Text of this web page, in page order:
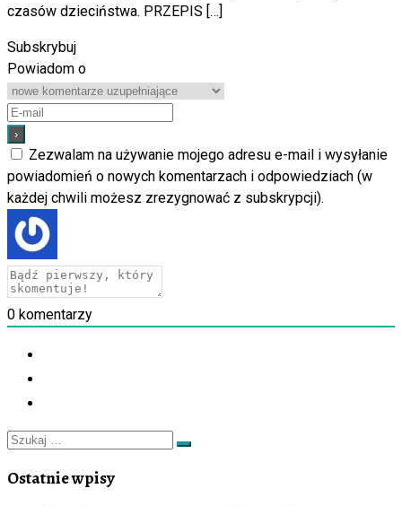
czasów dzieciństwa. PRZEPIS […]
Subskrybuj
Powiadom o
Zezwalam na używanie mojego adresu e-mail i wysyłanie
powiadomień o nowych komentarzach i odpowiedziach (w
każdej chwili możesz zrezygnować z subskrypcji).
0 komentarzy
Szukaj
Szukaj
Ostatnie wpisy